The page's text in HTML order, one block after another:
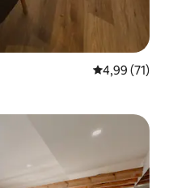
Nilai rata-rata
4,99 (71)